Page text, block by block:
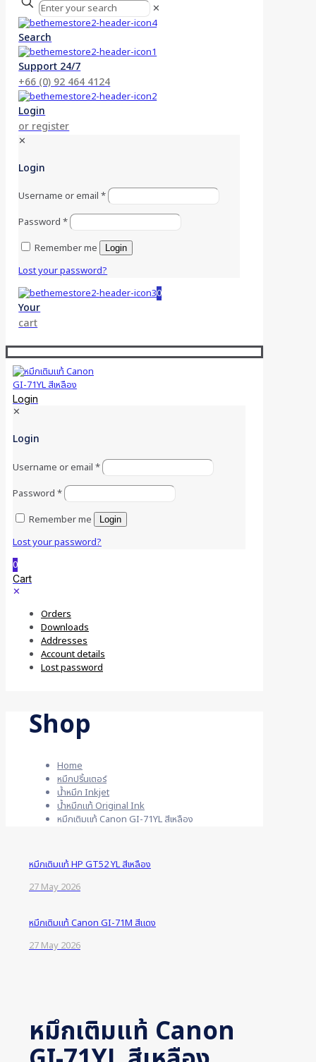
✕
Search
Support 24/7
+66 (0) 92 464 4124
Login
or register
✕
Login
Username or email*
Password*
Remember me
Login
Lost your password?
0
Your
cart
Login
✕
Login
Username or email *
Password *
Remember me
Login
Lost your password?
0
Cart
✕
Orders
Downloads
Addresses
Account details
Lost password
Shop
Home
หมึกปริ้นเตอร์
น้ำหมึก Inkjet
น้ำหมึกแท้ Original Ink
หมึกเติมแท้ Canon GI-71YL สีเหลือง
หมึกเติมแท้ HP GT52 YL สีเหลือง
27 May 2026
หมึกเติมแท้ Canon GI-71M สีแดง
27 May 2026
หมึกเติมแท้ Canon